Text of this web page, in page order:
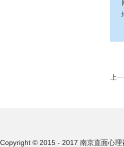
上
Copyright © 2015 - 2017 南京直面心